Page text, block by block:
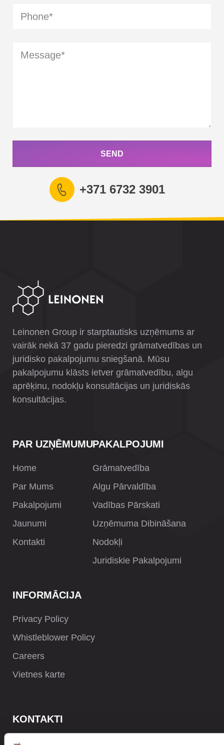
SEND
+371 6732 3901
Leinonen Group ir starptautisks uzņēmums ar
vairāk nekā 37 gadu pieredzi grāmatvedības un
juridisko pakalpojumu sniegšanā. Mūsu
pakalpojumu klāsts ietver grāmatvedību, algu
aprēķinu, nodokļu konsultācijas un juridiskās
konsultācijas.
PAR UZŅĒMUMU
Home
Par Mums
Pakalpojumi
Jaunumi
Kontakti
PAKALPOJUMI
Grāmatvedība
Algu Pārvaldība
Vadības Pārskati
Uzņēmuma Dibināšana
Nodokļi
Juridiskie Pakalpojumi
INFORMĀCIJA
Privacy Policy
Whistleblower Policy
Careers
Vietnes karte
KONTAKTI